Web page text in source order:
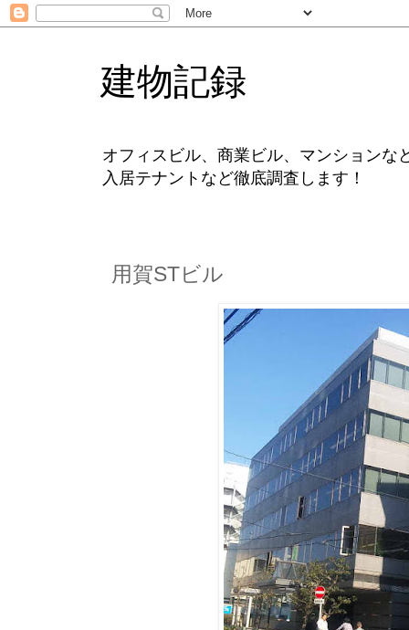
建物記録
オフィスビル、商業ビル、マンションな
入居テナントなど徹底調査します！
用賀STビル